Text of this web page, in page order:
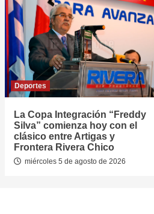
Deportes
La Copa Integración “Freddy
Silva” comienza hoy con el
clásico entre Artigas y
Frontera Rivera Chico
miércoles 5 de agosto de 2026